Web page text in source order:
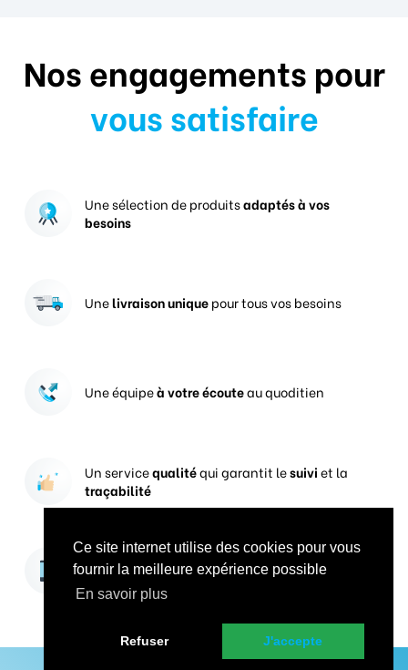
Ce site internet utilise des cookies pour vous
fournir la meilleure expérience possible
En savoir plus
Refuser J'accepte
Nos engagements pour
vous satisfaire
Une sélection de produitsadaptés à vos
besoins
Unelivraison uniquepour tous vos besoins
Une équipeà votre écouteau quoditien
Un servicequalitéqui garantit lesuiviet la
traçabilité
Vos prises de commandesouvertes 24h/24